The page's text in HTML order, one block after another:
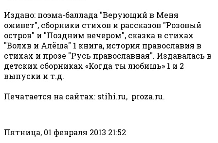
Издано: поэма-баллада "Верующий в Меня
оживет", сборники стихов и рассказов "Розовый
остров" и "Поздним вечером", сказка в стихах
"Волхв и Алёша" 1 книга, история православия в
стихах и прозе "Русь православная". Издавалась в
детских сборниках «Когда ты любишь» 1 и 2
выпуски и т.д.
Печатается на сайтах: stihi.ru, proza.ru.
Пятница, 01 февраля 2013 21:52